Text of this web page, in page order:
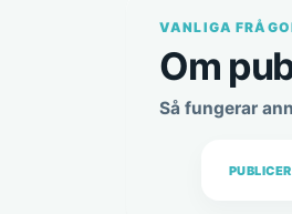
VANLIGA
Om
Så fungerar